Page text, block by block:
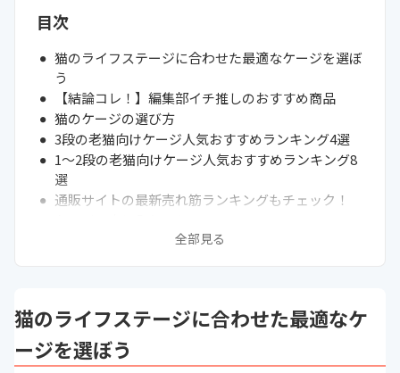
目次
猫のライフステージに合わせた最適なケージを選ぼ
う
【結論コレ！】編集部イチ推しのおすすめ商品
猫のケージの選び方
3段の老猫向けケージ人気おすすめランキング4選
1～2段の老猫向けケージ人気おすすめランキング8
選
通販サイトの最新売れ筋ランキングもチェック！
清潔を保てるレイアウトにしよう
のもおすすめ
ラグドールやメインクーンなどの大型猫には特大の
ケージを準備
全部見る
猫のライフステージに合わせた最適なケ
ージを選ぼう